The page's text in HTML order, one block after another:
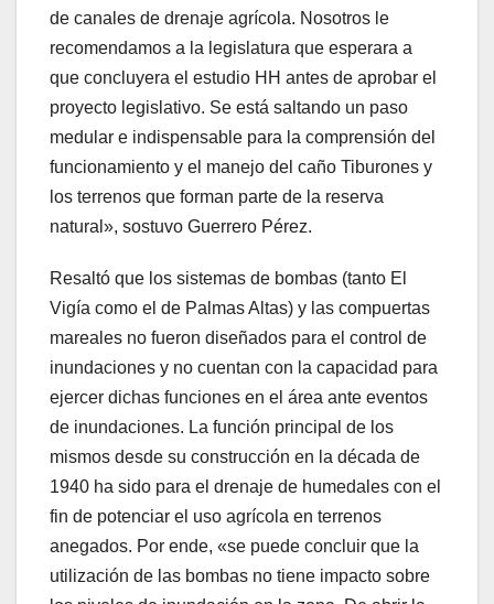
de canales de drenaje agrícola. Nosotros le
recomendamos a la legislatura que esperara a
que concluyera el estudio HH antes de aprobar el
proyecto legislativo. Se está saltando un paso
medular e indispensable para la comprensión del
funcionamiento y el manejo del caño Tiburones y
los terrenos que forman parte de la reserva
natural», sostuvo Guerrero Pérez.
Resaltó que los sistemas de bombas (tanto El
Vigía como el de Palmas Altas) y las compuertas
mareales no fueron diseñados para el control de
inundaciones y no cuentan con la capacidad para
ejercer dichas funciones en el área ante eventos
de inundaciones. La función principal de los
mismos desde su construcción en la década de
1940 ha sido para el drenaje de humedales con el
fin de potenciar el uso agrícola en terrenos
anegados. Por ende, «se puede concluir que la
utilización de las bombas no tiene impacto sobre